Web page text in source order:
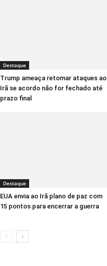
Destaque
Trump ameaça retomar ataques ao
Irã se acordo não for fechado até
prazo final
Destaque
EUA envia ao Irã plano de paz com
15 pontos para encerrar a guerra